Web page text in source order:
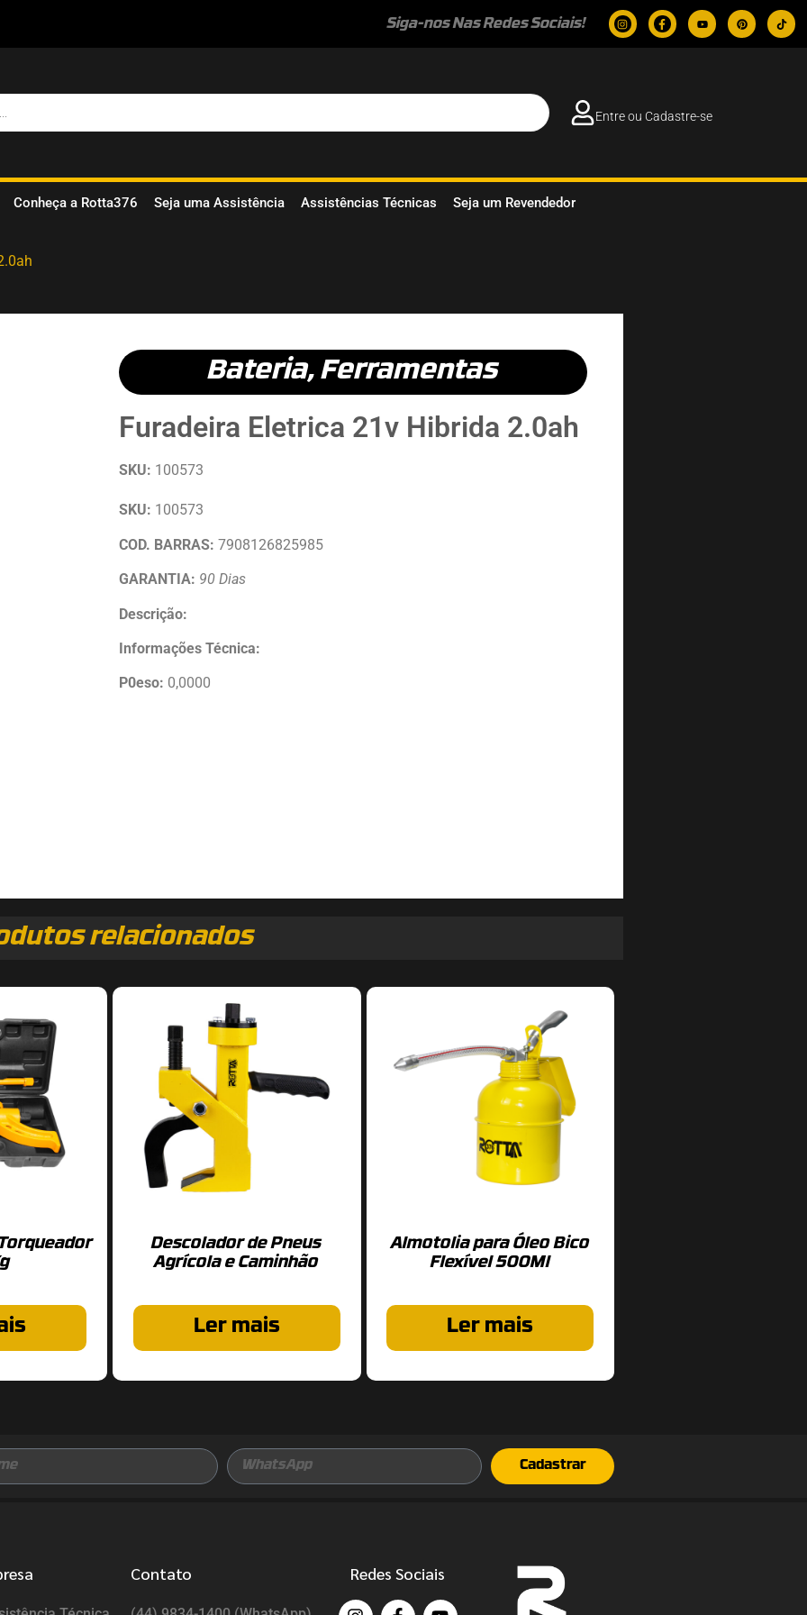
Siga-nos Nas Redes Sociais!
Entre ou Cadastre-se
Conheça a Rotta376 Seja uma Assistência Assistências Técnicas Seja um Revendedor
Bateria,Ferramentas
Furadeira Eletrica 21v Hibrida 2.0ah
SKU: 100573
SKU: 100573
COD. BARRAS: 7908126825985
GARANTIA: 90 Dias
Descrição:
Informações Técnica:
P0eso: 0,0000
relacionados
Descolador de Pneus
Agrícola e Caminhão
Ler mais
Almotolia para Óleo Bico
Flexível 500Ml
Ler mais
Cadastrar
Contato Redes Sociais